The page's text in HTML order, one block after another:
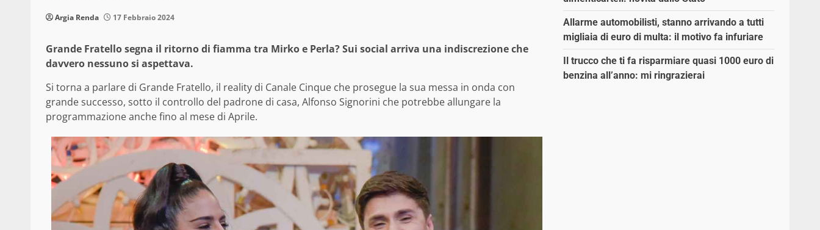
Argia Renda 17 Febbraio 2024
Grande Fratello segna il ritorno di fiamma tra Mirko e Perla? Sui social arriva una indiscrezione che
davvero nessuno si aspettava.
Si torna a parlare di Grande Fratello, il reality di Canale Cinque che prosegue la sua messa in onda con
grande successo, sotto il controllo del padrone di casa, Alfonso Signorini che potrebbe allungare la
programmazione anche fino al mese di Aprile.
Allarme automobilisti, stanno arrivando a tutti
migliaia di euro di multa: il motivo fa infuriare
Il trucco che ti fa risparmiare quasi 1000 euro di
benzina all’anno: mi ringrazierai